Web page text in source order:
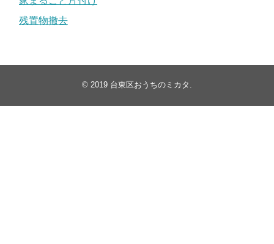
残置物撤去
© 2019 台東区おうちのミカタ .